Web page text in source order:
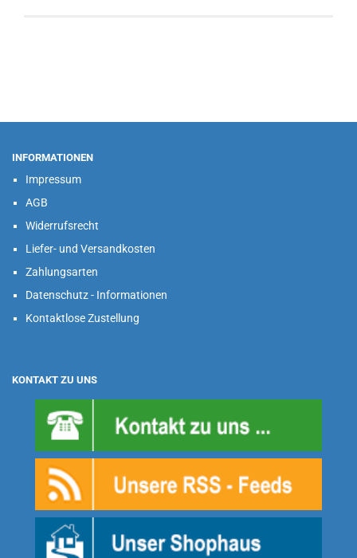
INFORMATIONEN
Impressum
AGB
Widerrufsrecht
Liefer- und Versandkosten
Zahlungsarten
Datenschutz - Informationen
Kontaktlose Zustellung
KONTAKT ZU UNS